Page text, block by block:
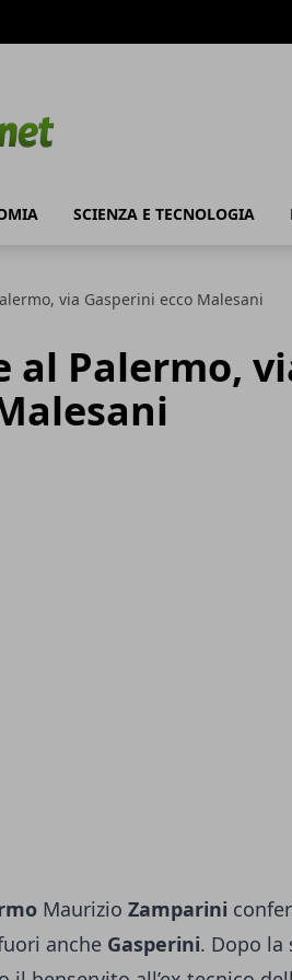
SCIENZA E TECNOLOGIA
via Gasperini ecco Malesani
Palermo,
Maurizio Zamparini
anche Gasperini. Dopo la